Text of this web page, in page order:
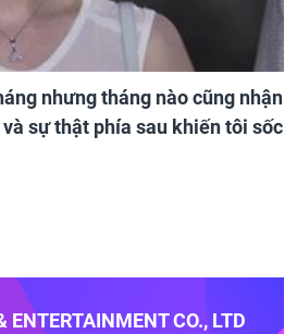
nhưng tháng nào cũng nhận
sự thật phía sau khiến tôi sốc
ENTERTAINMENT CO., LTD